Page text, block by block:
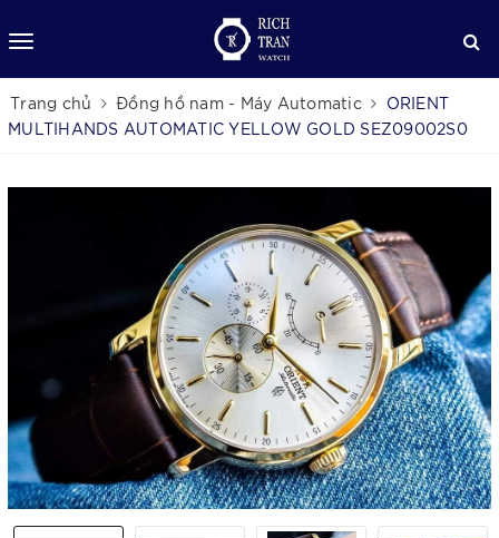
Trang chủ Đồng hồ nam - Máy Automatic
ORIENT
MULTIHANDS AUTOMATIC YELLOW GOLD SEZ09002S0